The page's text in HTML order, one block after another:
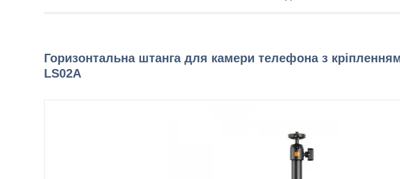
Горизонтальна штанга для камери телефона з
LS02A